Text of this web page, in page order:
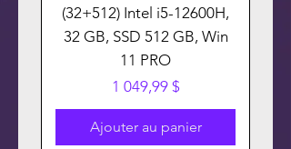
(32+512) Intel i5-12600H,
32 GB, SSD 512 GB, Win
11 PRO
Prix
1 049,99 $
Ajouter au panier